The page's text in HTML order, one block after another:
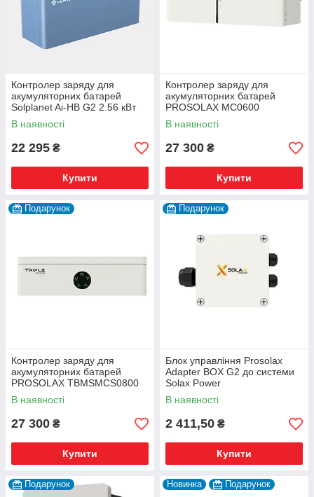
Контролер заряду для
акумуляторних батарей
Solplanet Ai-HB G2 2.56 кВт
В наявності
22 295 ₴
Купити
Контролер заряду для
акумуляторних батарей
PROSOLAX МС0600
В наявності
27 300 ₴
Купити
Подарунок
Контролер заряду для
акумуляторних батарей
PROSOLAX TBMSMCS0800
В наявності
27 300 ₴
Купити
Подарунок
Блок управління Prosolax
Adapter BOX G2 до системи
Solax Power
В наявності
2 411,50 ₴
Купити
Подарунок Новинка Подарунок